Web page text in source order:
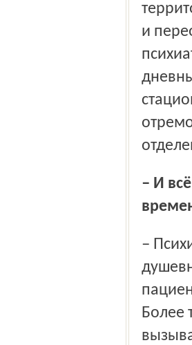
и
– И всё же больница – это дом для душевнобольных или
– Психиатрическая больница не должна быть домом для
Более